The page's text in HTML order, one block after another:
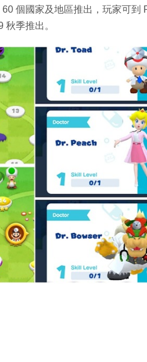
個國家及地區推出，玩家可到
季推出。